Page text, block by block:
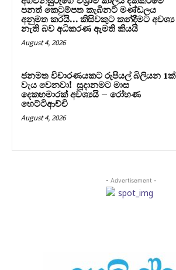
පනත් කෙටුම්පත කැබිනට් මණ්ඩලය
අනුමත කරයි… කිසිවකුට කන්දීමට අවශ්‍ය
නැති බව අධිකරණ ඇමති කියයි
August 4, 2026
ජනමත විචාරණයකට රුපියල් බිලියන 1ක්
වැය වෙනවා! සූදානමට මාස
දෙකහමාරක් අවශ්‍යයි – රෝහණ
හෙට්ටිආච්චි
August 4, 2026
- Advertisement -